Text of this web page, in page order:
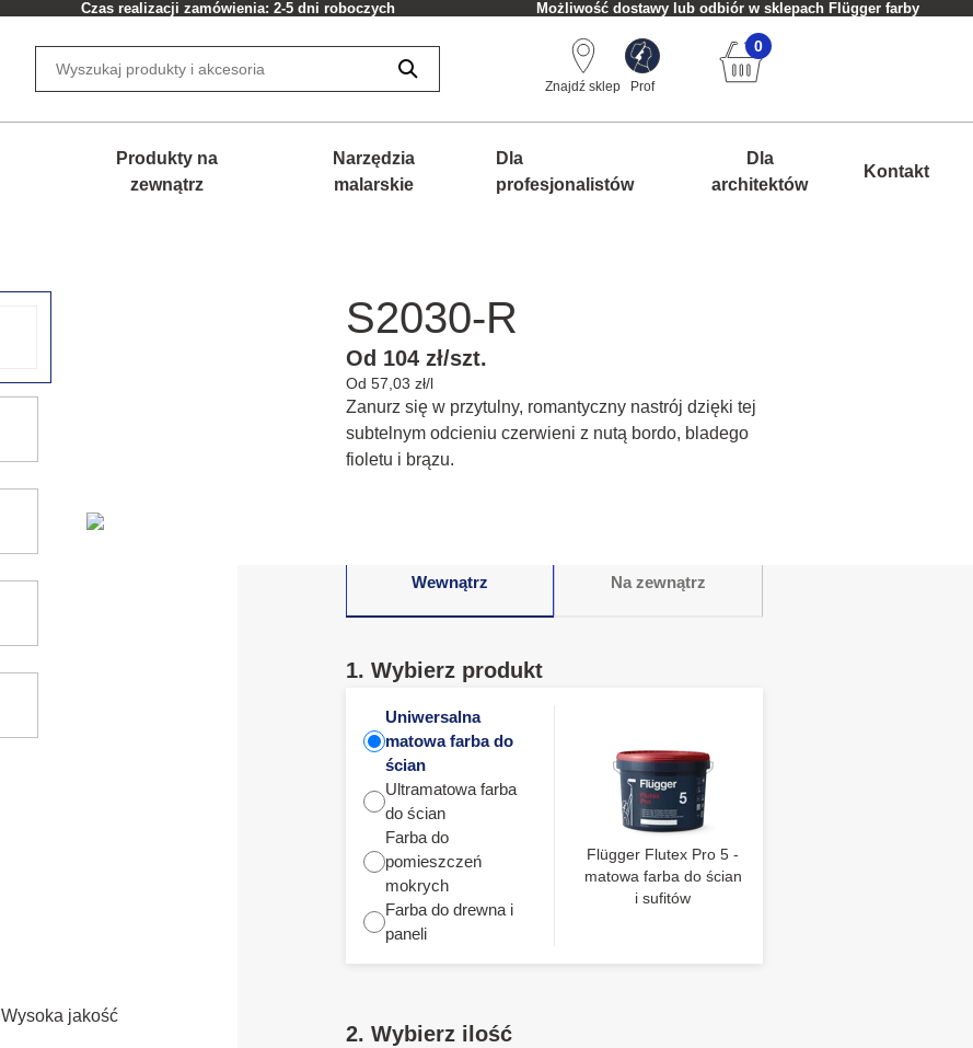
Czas realizacji zamówienia: 2-5 dni roboczych Możliwość dostawy lub odbiór w sklepach Flügger farby
Znajdź sklep Prof
0
Produkty na
zewnątrz
Narzędzia
malarskie
Dla
profesjonalistów
Dla
architektów
Kontakt
Wysoka jakość
S2030-R
Od 104 zł/szt.
Od 57,03 zł/l
Zanurz się w przytulny, romantyczny nastrój dzięki tej
subtelnym odcieniu czerwieni z nutą bordo, bladego
fioletu i brązu.
Wewnątrz Na zewnątrz
1. Wybierz produkt
Uniwersalna
matowa farba do
ścian
Ultramatowa farba
do ścian
Farba do
pomieszczeń
mokrych
Farba do drewna i
paneli
Flügger Flutex Pro 5 -
matowa farba do ścian
i sufitów
2. Wybierz ilość